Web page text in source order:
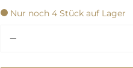
Nur noch 4 Stück auf Lager